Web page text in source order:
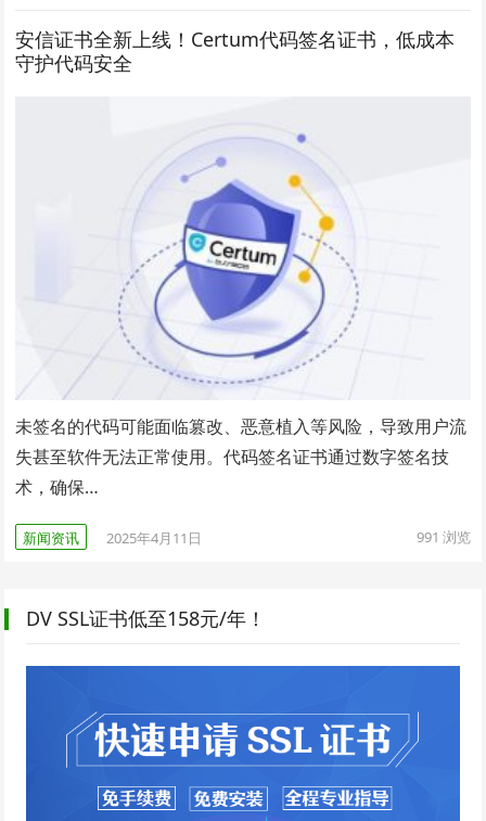
安信证书全新上线！Certum代码签名证书，低成本
守护代码安全
未签名的代码可能面临篡改、恶意植入等风险，导致用户流
失甚至软件无法正常使用。代码签名证书通过数字签名技
术，确保…
新闻资讯 2025年4月11日 991 浏览
DV SSL证书低至158元/年！